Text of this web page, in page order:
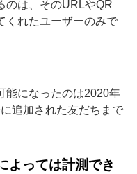
友だち追加されている
ん。
のは、そのURLやQR
くれたユーザーのみで